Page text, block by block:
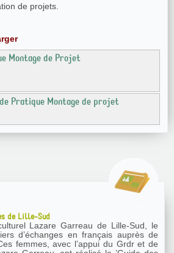
de projets.
Montage de Projet
Pratique Montage de projet
de Lille-Sud
Lazare Garreau de Lille-Sud, le
d’échanges en français auprès de